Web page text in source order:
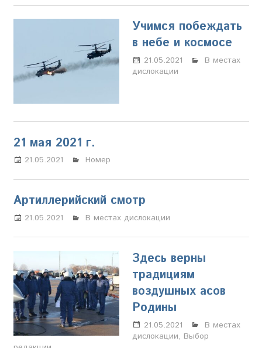
Учимся побеждать
в небе и космосе
21.05.2021
Настя
В местах
дислокации
21 мая 2021 г.
21.05.2021 Настя Свиридова
Номер
Артиллерийский смотр
21.05.2021 Настя Свиридова
В местах дислокации
Здесь верны
традициям
воздушных асов
Родины
21.05.2021
Настя
Свиридова
В местах
дислокации, Выбор